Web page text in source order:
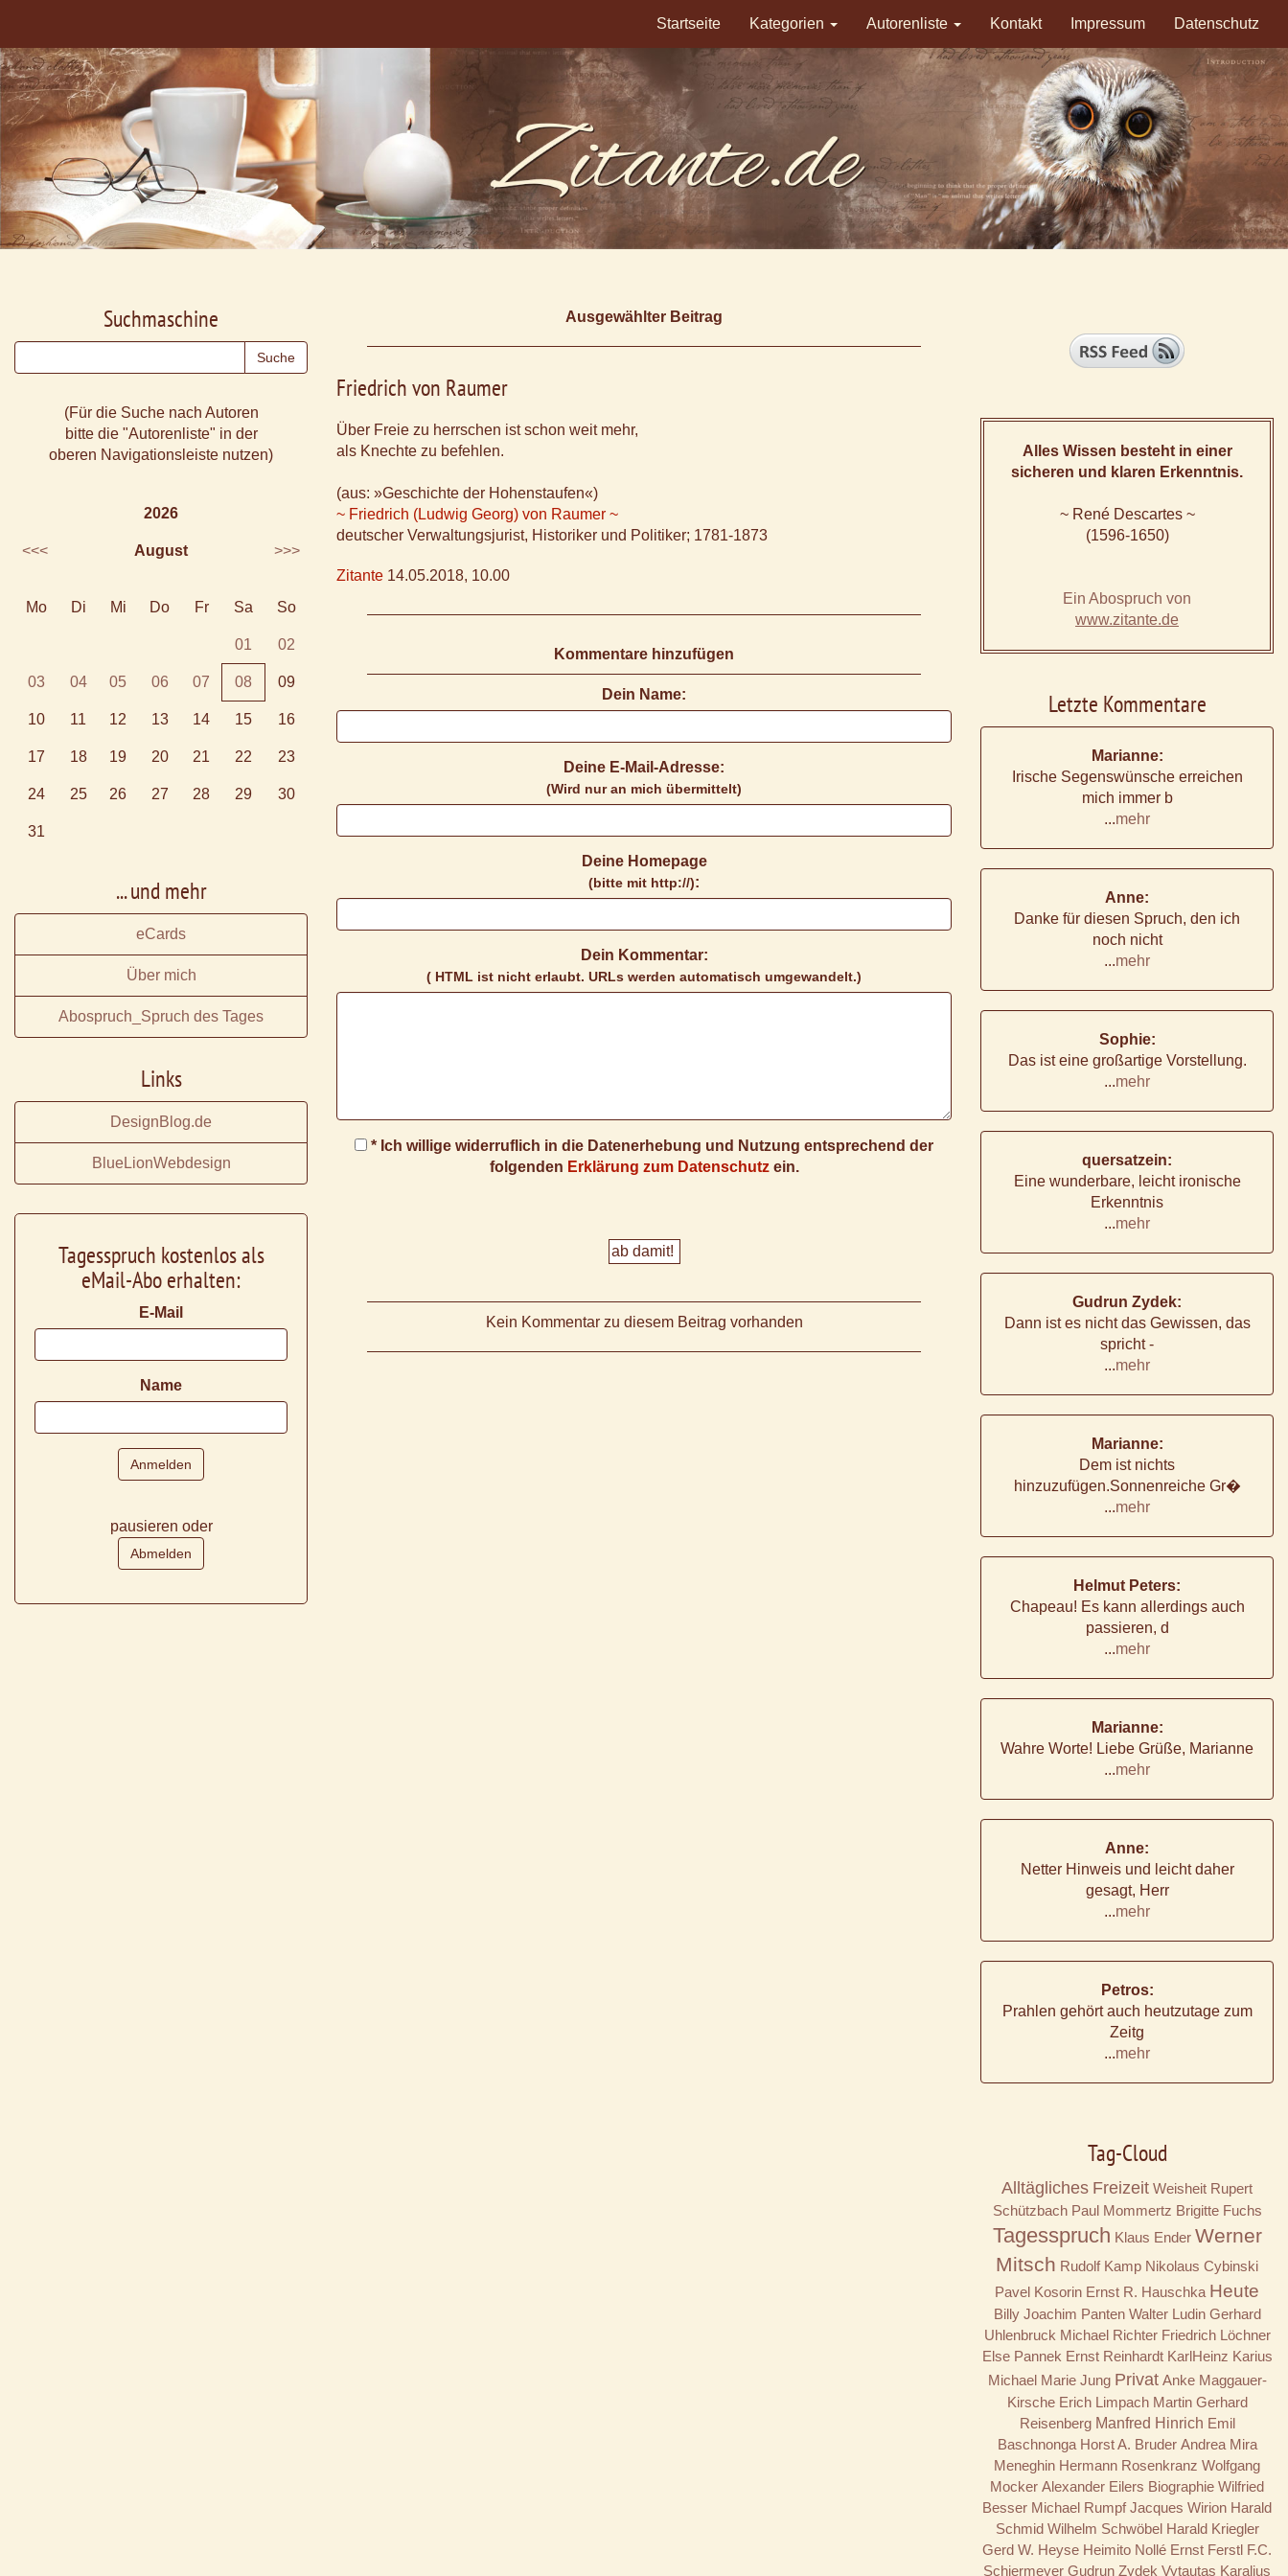
Startseite Kategorien Autorenliste Kontakt Impressum Datenschutz
Ausgewählter Beitrag
Friedrich von Raumer
Über Freie zu herrschen ist schon weit mehr,
als Knechte zu befehlen.
(aus: »Geschichte der Hohenstaufen«)
~ Friedrich (Ludwig Georg) von Raumer ~
deutscher Verwaltungsjurist, Historiker und Politiker; 1781-1873
Zitante 14.05.2018, 10.00
Kommentare hinzufügen
Dein Name:
Deine E-Mail-Adresse:
(Wird nur an mich übermittelt)
Deine Homepage
(bitte mit http://):
Dein Kommentar:
( HTML ist nicht erlaubt. URLs werden automatisch umgewandelt.)
* Ich willige widerruflich in die Datenerhebung und Nutzung entsprechend der
folgenden Erklärung zum Datenschutzein.
Kein Kommentar zu diesem Beitrag vorhanden
Suchmaschine
(Für die Suche nach Autoren
bitte die "Autorenliste" in der
oberen Navigationsleiste nutzen)
2026
<<< August >>>
Mo Di Mi Do Fr Sa So
01 02
03 04 05 06 07 08 09
10 11 12 13 14 15 16
17 18 19 20 21 22 23
24 25 26 27 28 29 30
31
... und mehr
eCards
Über mich
Abospruch_Spruch des Tages
Links
DesignBlog.de
BlueLionWebdesign
Tagesspruch kostenlos als
eMail-Abo erhalten:
E-Mail
Name
pausieren oder
Alles Wissen besteht in einer
sicheren und klaren Erkenntnis.
~ René Descartes ~
(1596-1650)
Ein Abospruch von
www.zitante.de
Letzte Kommentare
Marianne:
Irische Segenswünsche erreichen
mich immer b
...mehr
Anne:
Danke für diesen Spruch, den ich
noch nicht
...mehr
Sophie:
Das ist eine großartige Vorstellung.
...mehr
quersatzein:
Eine wunderbare, leicht ironische
Erkenntnis
...mehr
Gudrun Zydek:
Dann ist es nicht das Gewissen, das
spricht -
...mehr
Marianne:
Dem ist nichts
hinzuzufügen.Sonnenreiche Gr�
...mehr
Helmut Peters:
Chapeau! Es kann allerdings auch
passieren, d
...mehr
Marianne:
Wahre Worte! Liebe Grüße, Marianne
...mehr
Anne:
Netter Hinweis und leicht daher
gesagt, Herr
...mehr
Petros:
Prahlen gehört auch heutzutage zum
Zeitg
...mehr
Tag-Cloud
Alltägliches Freizeit Weisheit Rupert
Schützbach Paul Mommertz Brigitte Fuchs
Tagesspruch Klaus Ender Werner
Mitsch Rudolf Kamp Nikolaus Cybinski
Pavel Kosorin Ernst R. Hauschka Heute
Billy Joachim Panten Walter Ludin Gerhard
Uhlenbruck Michael Richter Friedrich Löchner
Else Pannek Ernst Reinhardt KarlHeinz Karius
Michael Marie Jung Privat Anke Maggauer-
Kirsche Erich Limpach Martin Gerhard
Reisenberg Manfred Hinrich Emil
Baschnonga Horst A. Bruder Andrea Mira
Meneghin Hermann Rosenkranz Wolfgang
Mocker Alexander Eilers Biographie Wilfried
Besser Michael Rumpf Jacques Wirion Harald
Schmid Wilhelm Schwöbel Harald Kriegler
Gerd W. Heyse Heimito Nollé Ernst Ferstl F.C.
Schiermeyer Gudrun Zydek Vytautas Karalius